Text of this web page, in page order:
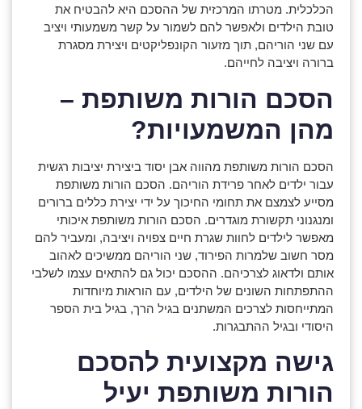
הכלכלית. מטרתו המרכזית של ההסכם היא להבטיח את
טובת הילדים ולאפשר להם לשמור על קשר משמעותי ויציב
עם שני הוריהם, תוך מזעור הקונפליקטים ויצירת מסגרת
ברורה ויציבה לחייהם.
הסכם הורות משותפת –
מהן המשמעויות?
הסכם הורות משותפת מהווה אבן יסוד ביצירת יציבות רגשית
עבור ילדים לאחר פרידת הוריהם. הסכם הורות משותפת
מסייע לצמצם את תחומי החיכוך על ידי יצירת כללים ברורים
ומנגנוני תקשורת מוגדרים. הסכם הורות משותפת איכותי
מאפשר לילדים לחוות שגרת חיים צפויה ויציבה, ומעביר להם
מסר חשוב שלמרות הפירוד, שני הוריהם ממשיכים לאהוב
אותם ולדאוג לצרכיהם. ההסכם יכול גם להתאים עצמו לשלבי
ההתפתחות השונים של הילדים, עם הוראות מיוחדות
המתייחסות לצרכים המשתנים בגיל הרך, בגיל בית הספר
היסודי ובגיל ההתבגרות.
גישה מקצועית להסכם
הורות משותפת יעיל